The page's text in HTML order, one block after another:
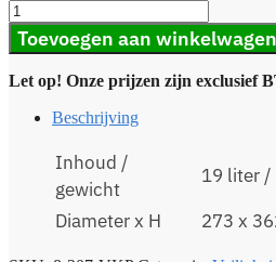
Toevoegen aan winkelwagen
Let op! Onze prijzen zijn exclusief
Beschrijving
Inhoud /
gewicht
19 liter /
Diameter x H
273 x